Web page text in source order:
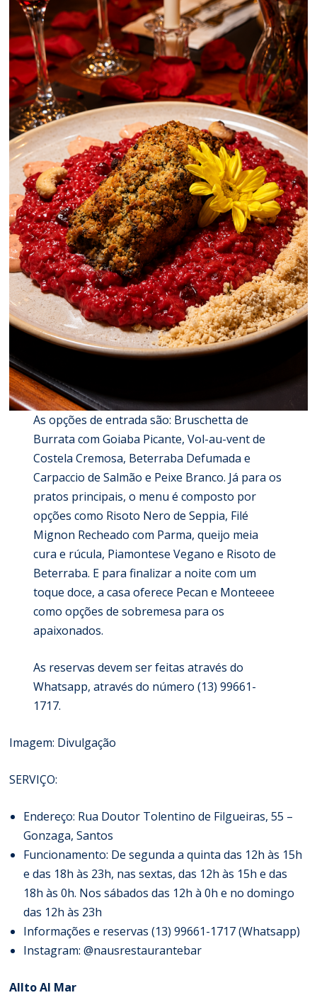
As opções de entrada são: Bruschetta de
Burrata com Goiaba Picante, Vol-au-vent de
Costela Cremosa, Beterraba Defumada e
Carpaccio de Salmão e Peixe Branco. Já para os
pratos principais, o menu é composto por
opções como Risoto Nero de Seppia, Filé
Mignon Recheado com Parma, queijo meia
cura e rúcula, Piamontese Vegano e Risoto de
Beterraba. E para finalizar a noite com um
toque doce, a casa oferece Pecan e Monteeee
como opções de sobremesa para os
apaixonados.
As reservas devem ser feitas através do
Whatsapp, através do número (13) 99661-
1717.
Imagem: Divulgação
SERVIÇO:
Endereço: Rua Doutor Tolentino de Filgueiras, 55 –
Gonzaga, Santos
Funcionamento: De segunda a quinta das 12h às 15h
e das 18h às 23h, nas sextas, das 12h às 15h e das
18h às 0h. Nos sábados das 12h à 0h e no domingo
das 12h às 23h
Informações e reservas (13) 99661-1717 (Whatsapp)
Instagram: @nausrestaurantebar
Allto Al Mar